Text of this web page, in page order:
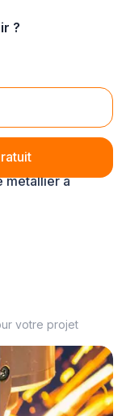
?
métallier à
votre projet